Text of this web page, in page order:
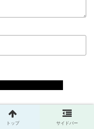
トップ サイドバー